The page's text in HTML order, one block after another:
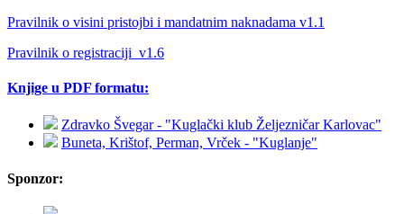
Pravilnik o visini pristojbi i mandatnim naknadama v1.1
Pravilnik o registraciji_v1.6
Knjige u PDF formatu:
Zdravko Švegar - "Kuglački klub Željezničar Karlovac"
Buneta, Krištof, Perman, Vrček - "Kuglanje"
Sponzor: